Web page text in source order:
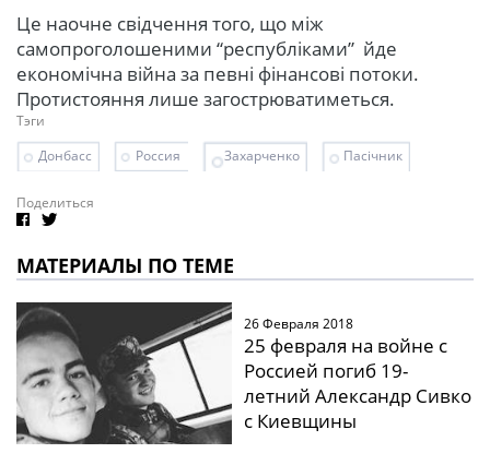
Це наочне свідчення того, що між
самопроголошеними “республіками” йде
економічна війна за певні фінансові потоки.
Протистояння лише загострюватиметься.
Тэги
Донбасс
Россия Захарченко Пасічник
Поделиться
МАТЕРИАЛЫ ПО ТЕМЕ
26 Февраля 2018
25 февраля на войне с
Россией погиб 19-
летний Александр Сивко
с Киевщины